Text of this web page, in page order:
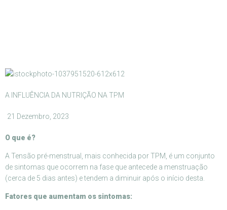
A INFLUÊNCIA DA NUTRIÇÃO NA TPM
21 Dezembro, 2023
O que é?
A Tensão pré-menstrual, mais conhecida por TPM, é um conjunto
de sintomas que ocorrem na fase que antecede a menstruação
(cerca de 5 dias antes) e tendem a diminuir após o início desta.
Fatores que aumentam os sintomas: